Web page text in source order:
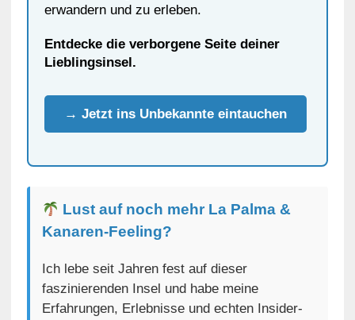
erwandern und zu erleben.
Entdecke die verborgene Seite deiner
Lieblingsinsel.
→ Jetzt ins Unbekannte eintauchen
Lust auf noch mehr La Palma &
Kanaren-Feeling?
Ich lebe seit Jahren fest auf dieser
faszinierenden Insel und habe meine
Erfahrungen, Erlebnisse und echten Insider-